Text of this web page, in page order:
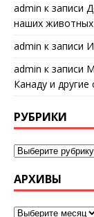
admin к записи
наших животных
admin к записи
admin к записи
Канаду и
РУБРИКИ
АРХИВЫ